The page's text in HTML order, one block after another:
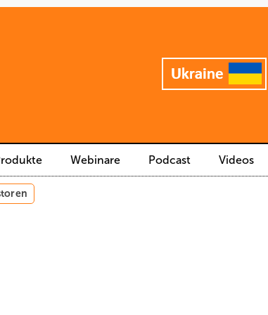
Webinare Podcast Videos